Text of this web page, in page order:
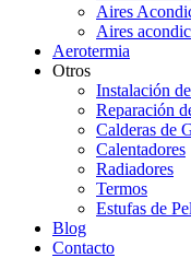
Aires
Aires
Aerotermia
Otros
Instalación
Reparación
Calderas de
Calentadores
Radiadores
Termos
Estufas de
Blog
Contacto